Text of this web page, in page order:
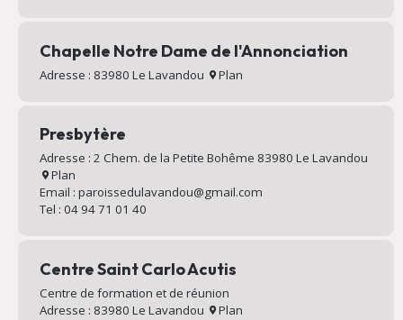
Chapelle Notre Dame de l'Annonciation
Adresse : 83980 Le Lavandou Plan
Presbytère
Adresse : 2 Chem. de la Petite Bohême 83980 Le Lavandou
Plan
Email : paroissedulavandou@gmail.com
Tel : 04 94 71 01 40
Centre Saint Carlo Acutis
Centre de formation et de réunion
Adresse : 83980 Le Lavandou
Plan